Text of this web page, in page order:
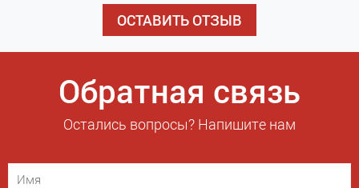
ОСТАВИТЬ ОТЗЫВ
Обратная связь
Остались вопросы? Напишите нам